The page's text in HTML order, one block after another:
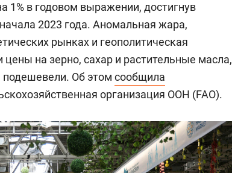
1% в годовом выражении, достигнув
2023 года. Аномальная жара,
рынках и геополитическая
цены на зерно, сахар и растительные масла,
подешевели. Об этом сообщила
организация ООН (FAO).